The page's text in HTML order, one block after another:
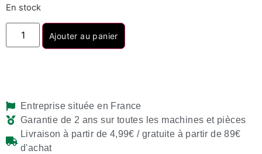
En stock
Ajouter au panier
Entreprise située en France
Garantie de 2 ans sur toutes les machines et pièces
Livraison à partir de 4,99€ / gratuite à partir de 89€
d'achat